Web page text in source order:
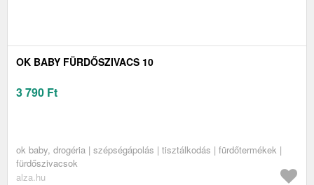
OK BABY FÜRDŐSZIVACS 10
3 790 Ft
ok baby, drogéria | szépségápolás | tisztálkodás | fürdőtermékek |
fürdőszivacsok
alza.hu